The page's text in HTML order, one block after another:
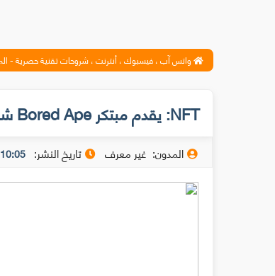
واتس آب ، فيسبوك ، أنترنت ، شروحات تقنية حصرية -
NFT: يقدم مبتكر Bored Ape شكوى ضد محتال يعيد بيع مجموعته بسعر أقل
المدون: غير معرف تاريخ النشر: 10:05 ص